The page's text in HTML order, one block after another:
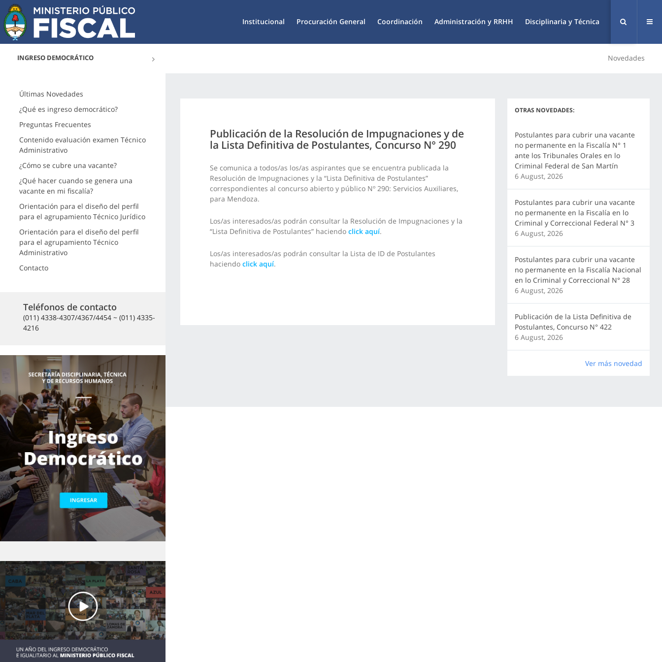
Institucional Procuración General Coordinación Administración y RRHH Disciplinaria y Técnica
INGRESO DEMOCRÁTICO Novedades
Últimas Novedades
¿Qué es ingreso democrático?
Preguntas Frecuentes
Contenido evaluación examen Técnico
Administrativo
¿Cómo se cubre una vacante?
¿Qué hacer cuando se genera una
vacante en mi fiscalía?
Orientación para el diseño del perfil
para el agrupamiento Técnico Jurídico
Orientación para el diseño del perfil
para el agrupamiento Técnico
Administrativo
Contacto
Teléfonos de contacto
(011) 4338-4307/4367/4454 ~ (011) 4335-
4216
Publicación de la Resolución de Impugnaciones y de
la Lista Definitiva de Postulantes, Concurso N° 290
Se comunica a todos/as los/as aspirantes que se encuentra publicada la
Resolución de Impugnaciones y la “Lista Definitiva de Postulantes”
correspondientes al concurso abierto y público Nº 290: Servicios Auxiliares,
para Mendoza.
Los/as interesados/as podrán consultar la Resolución de Impugnaciones y la
“Lista Definitiva de Postulantes” haciendo click aquí.
Los/as interesados/as podrán consultar la Lista de ID de Postulantes
haciendo click aquí.
OTRAS NOVEDADES:
Postulantes para cubrir una vacante
no permanente en la Fiscalía N° 1
ante los Tribunales Orales en lo
Criminal Federal de San Martín
6 August, 2026
Postulantes para cubrir una vacante
no permanente en la Fiscalía en lo
Criminal y Correccional Federal N° 3
6 August, 2026
Postulantes para cubrir una vacante
no permanente en la Fiscalía Nacional
en lo Criminal y Correccional N° 28
6 August, 2026
Publicación de la Lista Definitiva de
Postulantes, Concurso N° 422
6 August, 2026
Ver más novedad